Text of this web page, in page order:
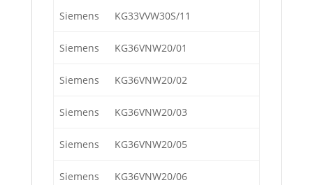
Siemens KG33VVW30S/11
Siemens KG36VNW20/01
Siemens KG36VNW20/02
Siemens KG36VNW20/03
Siemens KG36VNW20/05
Siemens KG36VNW20/06